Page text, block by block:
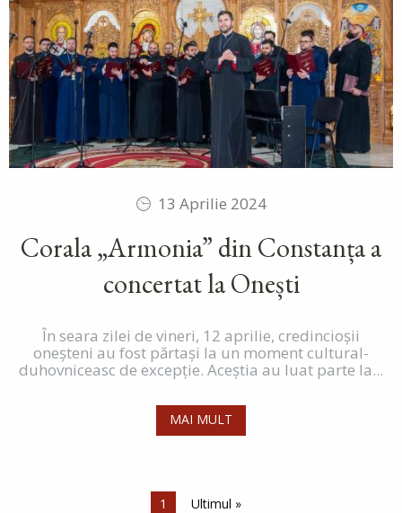
13 Aprilie 2024
Corala „Armonia” din Constanța a
concertat la Onești
În seara zilei de vineri, 12 aprilie, credincioşii
oneşteni au fost părtași la un moment cultural-
duhovniceasc de excepție. Aceștia au luat parte la...
MAI MULT
Pagina curentă
1 Ultima pagină
Ultimul »